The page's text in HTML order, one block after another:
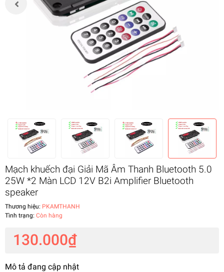
Mạch khuếch đại Giải Mã Âm Thanh Bluetooth 5.0
25W *2 Màn LCD 12V B2i Amplifier Bluetooth
speaker
Thương hiệu: PKAMTHANH
Tình trạng: Còn hàng
130.000₫
Mô tả đang cập nhật